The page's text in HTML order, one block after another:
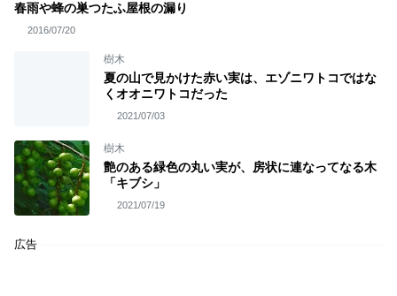
春雨や蜂の巣つたふ屋根の漏り
2016/07/20
樹木
夏の山で見かけた赤い実は、エゾニワトコではな
くオオニワトコだった
2021/07/03
樹木
艶のある緑色の丸い実が、房状に連なってなる木
「キブシ」
2021/07/19
広告